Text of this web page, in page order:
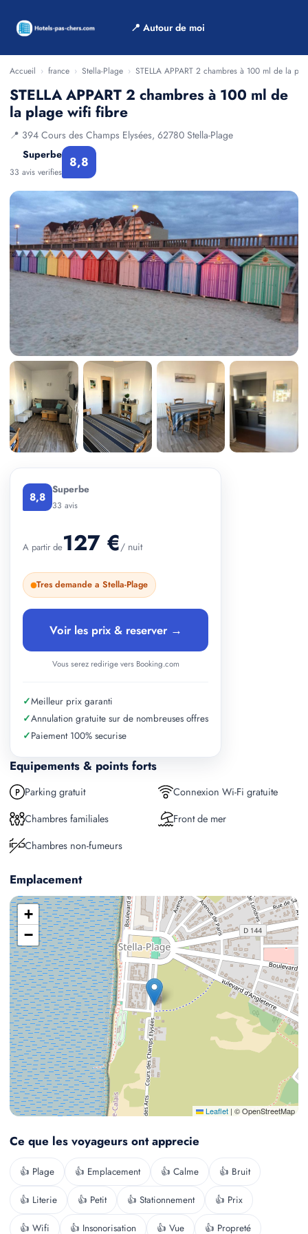
📍 Autour de moi
Accueil › france › Stella-Plage › STELLA APPART 2 chambres à 100 ml de la
STELLA APPART 2 chambres à 100 ml de
la plage wifi fibre
📍 394 Cours des Champs Elysées, 62780 Stella-Plage
Superbe
33 avis verifies
8,8
Equipements & points forts
Parking gratuit
Connexion Wi-Fi gratuite
Chambres familiales
Front de mer
Chambres non-fumeurs
Emplacement
+
−
Leaflet | © OpenStreetMap
Ce que les voyageurs ont apprecie
👍 Plage 👍 Emplacement 👍 Calme 👍 Bruit
👍 Literie 👍 Petit 👍 Stationnement 👍 Prix
👍 Wifi 👍 Insonorisation 👍 Vue 👍 Propreté
8,8 Superbe
33 avis
A partir de127 €/ nuit
Tres demande a Stella-Plage
Voir les prix & reserver →
Vous serez redirige vers Booking.com
✓Meilleur prix garanti
✓Annulation gratuite sur de nombreuses offres
✓Paiement 100% securise